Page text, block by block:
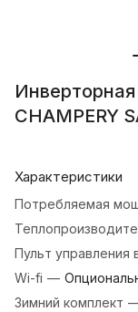
CHAMPERY
Характеристики
Потребляемая
Пульт управления
Wi-fi —
Зимний комплект